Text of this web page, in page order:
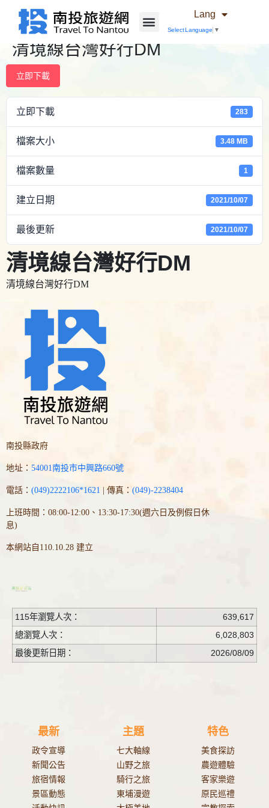
Lang
Select Language ▼
清境線台灣好行DM
立即下載
立即下載 283
檔案大小 3.48 MB
檔案數量 1
建立日期 2021/10/07
最後更新 2021/10/07
清境線台灣好行DM
清境線台灣好行DM
南投縣政府
地址： 54001南投市中興路660號
電話： (049)2222106*1621 | 傳真： (049)-2238404
上班時間：08:00-12:00、13:30-17:30(週六日及例假日休
息)
本網站自110.10.28 建立
115年瀏覽人次：
639,617
總瀏覽人次：
6,028,803
最後更新日期：
2026/08/09
最新
政令宣導
新聞公告
旅宿情報
景區動態
主題
七大軸線
山野之旅
騎行之旅
東埔漫遊
特色
美食探訪
農遊體驗
客家樂遊
原民巡禮